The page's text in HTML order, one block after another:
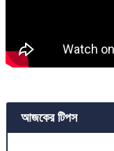
আজকের টিপস